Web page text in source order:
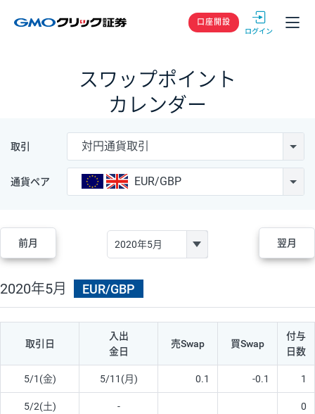
GMOクリック
口座開設
スワップポイント
カレンダー
取引 対円通貨取引
通貨ペア EUR/GBP
前月 翌月
2020年5月 EUR/GBP
取引日
入出
金日
売Swap 買Swap
付与
日数
5/1(金) 5/11(月) 0.1 -0.1 1
5/2(土) - 0